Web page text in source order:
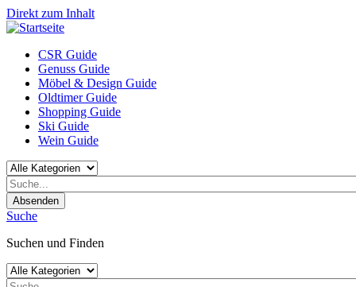
Direkt zum Inhalt
CSR Guide
Genuss Guide
Möbel & Design Guide
Oldtimer Guide
Shopping Guide
Ski Guide
Wein Guide
Absenden
Suche
Suchen und Finden